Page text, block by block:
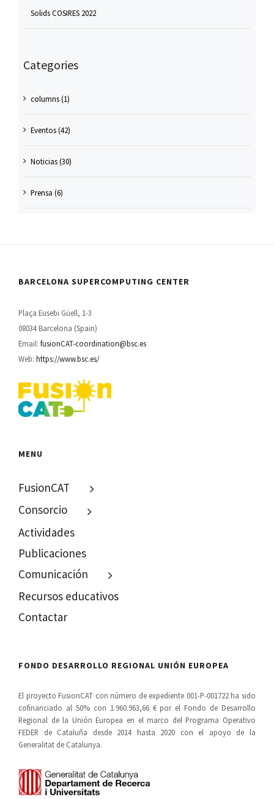
Solids COSIRES 2022
Categories
columns (1)
Eventos (42)
Noticias (30)
Prensa (6)
BARCELONA SUPERCOMPUTING CENTER
Plaça Eusebi Güell, 1-3
08034 Barcelona (Spain)
Email:fusionCAT-coordination@bsc.es
Web:https://www.bsc.es/
MENU
FusionCAT
Consorcio
Actividades
Publicaciones
Comunicación
Recursos educativos
Contactar
FONDO DESARROLLO REGIONAL UNIÓN EUROPEA
El proyecto FusionCAT con número de expediente 001-P-001722 ha sido
cofinanciado al 50% con 1.960.963,66 € por el Fondo de Desarrollo
Regional de la Unión Europea en el marco del Programa Operativo
FEDER de Cataluña desde 2014 hasta 2020 con el apoyo de la
Generalitat de Catalunya.